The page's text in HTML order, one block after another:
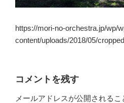
https://mori-no-orchestra.jp/wp/
content/uploads/2018/05/
コメントを残す
メールアドレスが公開されるこ